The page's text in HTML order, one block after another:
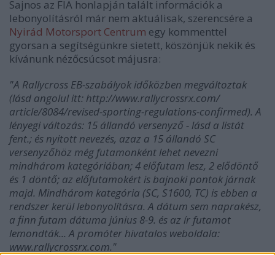
Sajnos az FIA honlapján talált információk a
lebonyolításról már nem aktuálisak, szerencsére a
Nyirád Motorsport Centrum egy kommenttel
gyorsan a segítségünkre sietett, köszönjük nekik és
kívánunk nézőcsúcsot májusra:
"A Rallycross EB-szabályok időközben megváltoztak
(lásd angolul itt: http://www.rallycrossrx.com/
article/8084/revised-sporting-regulations-confirmed). A
lényegi változás: 15 állandó versenyző - lásd a listát
fent.; és nyitott nevezés, azaz a 15 állandó SC
versenyzőhöz még futamonként lehet nevezni
mindhárom kategóriában; 4 előfutam lesz, 2 elődöntő
és 1 döntő; az előfutamokért is bajnoki pontok járnak
majd. Mindhárom kategória (SC, S1600, TC) is ebben a
rendszer kerül lebonyolításra. A dátum sem naprakész,
a finn futam dátuma június 8-9. és az ír futamot
lemondták... A promóter hivatalos weboldala:
www.rallycrossrx.com."